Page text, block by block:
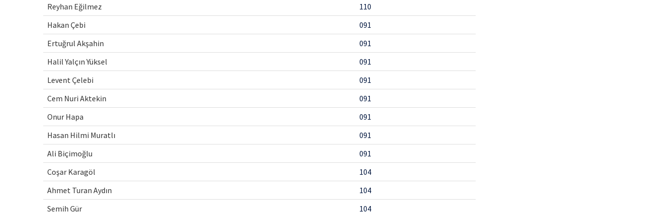
Reyhan Eğilmez
110
Hakan Çebi
091
Ertuğrul Akşahin
091
Halil Yalçın Yüksel
091
Levent Çelebi
091
Cem Nuri Aktekin
091
Onur Hapa
091
Hasan Hilmi Muratlı
091
Ali Biçimoğlu
091
Coşar Karagöl
104
Ahmet Turan Aydın
104
Semih Gür
104